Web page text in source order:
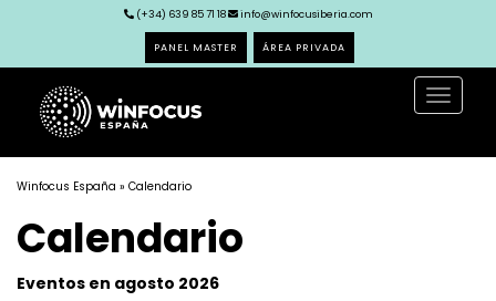
(+34) 639 85 71 18 info@winfocusiberia.com
PANEL MASTER ÁREA PRIVADA
Toggle
Winfocus España » Calendario
Calendario
Eventos en agosto 2026